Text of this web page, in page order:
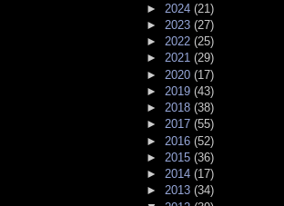
► 2024 (21)
► 2023 (27)
► 2022 (25)
► 2021 (29)
► 2020 (17)
► 2019 (43)
► 2018 (38)
► 2017 (55)
► 2016 (52)
► 2015 (36)
► 2014 (17)
► 2013 (34)